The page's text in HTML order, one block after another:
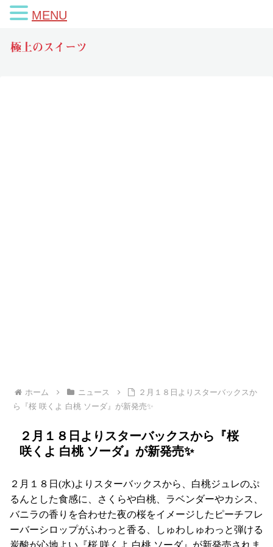
極上のスイーツ
ホーム ニュース
２月１８日よりスターバックスか
ら『桜 咲くよ 白桃 ソーダ』が新発売✨
２月１８日よりスターバックスから『桜
咲くよ 白桃 ソーダ』が新発売✨
２月１８日(水)よりスターバックスから、白桃ジュレのぷ
るんとした食感に、さくらや白桃、ラベンダーやカシス、
バニラの香りを合わせた夜の桜をイメージしたピーチフレ
ーバーシロップがふわっと香る、しゅわしゅわっと弾ける
MENU